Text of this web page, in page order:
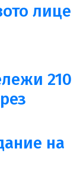
лице
210
на